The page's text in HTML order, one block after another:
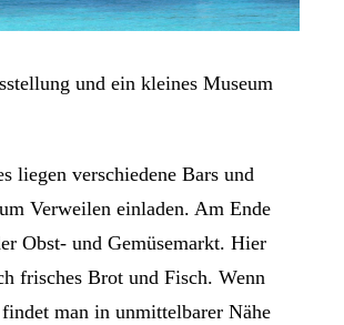
und ein kleines Museum
liegen verschiedene Bars und
Verweilen einladen. Am Ende
Obst- und Gemüsemarkt. Hier
frisches Brot und Fisch. Wenn
man in unmittelbarer Nähe